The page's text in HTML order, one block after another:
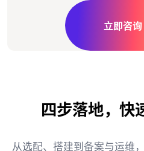
立即咨询
四步落地， 快
从选配、搭建到备案与运维